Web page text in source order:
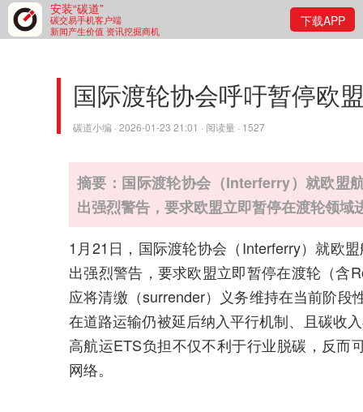
安装“碳道”
碳交易手机客户端
新闻产生价值 资讯挖掘商机
下载APP
国际渡轮协会呼吁暂停欧
碳道小编 · 2026-01-23 21:01 · 阅读量 · 1527
摘要：国际渡轮协会（Interferry）就欧盟
出强烈警告，要求欧盟立即暂停在渡轮领域
1月21日，国际渡轮协会（Interferry）就欧
出强烈警告，要求欧盟立即暂停在渡轮（含
应将清缴（surrender）义务维持在当前阶
在道路运输仍被延后纳入平行机制、且碳收
高航运ETS负担不仅不利于行业脱碳，反而
网络。